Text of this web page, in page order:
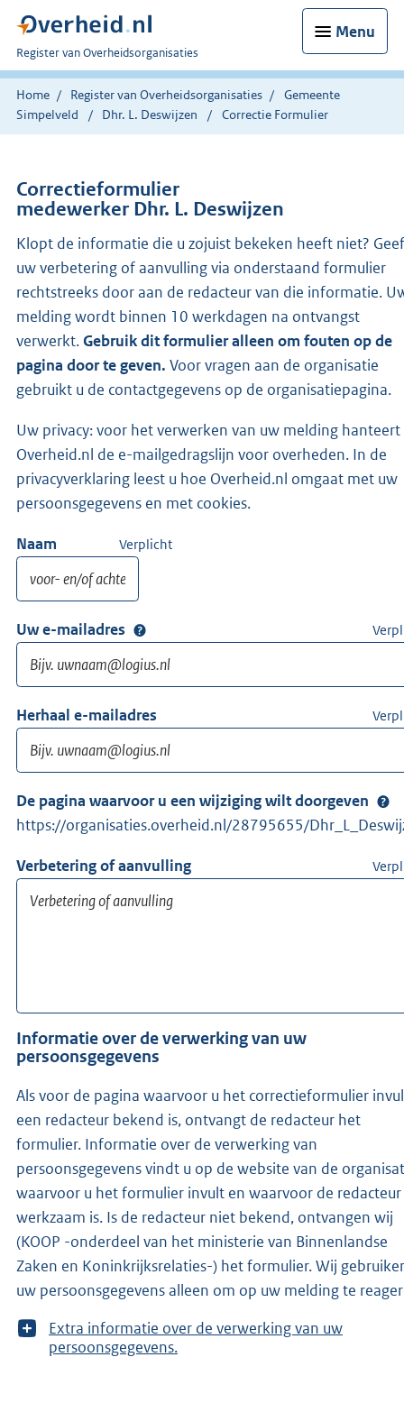
Menu
U
bent
nu
hier:
Register van Overheidsorganisaties
Home Register van Overheidsorganisaties
Gemeente
Simpelveld
Dhr. L. Deswijzen Correctie Formulier
Correctieformulier
medewerker Dhr. L. Deswijzen
Klopt de informatie die u zojuist bekeken heeft niet? Geef
uw verbetering of aanvulling via onderstaand formulier
rechtstreeks door aan de redacteur van die informatie.
melding wordt binnen 10 werkdagen na ontvangst
verwerkt.Gebruik dit formulier alleen om fouten op de
pagina door te geven. Voor vragen aan de organisatie
gebruikt u de contactgegevens op de organisatiepagina.
Uw privacy: voor het verwerken van uw melding hanteert
Overheid.nl de e-mailgedragslijn voor overheden. In de
privacyverklaring leest u hoe Overheid.nl omgaat met uw
persoonsgegevens en met cookies.
Naam Verplicht
Uw e-mailadres
Herhaal e-mailadres
De pagina waarvoor u een wijziging wilt doorgeven
https://organisaties.overheid.nl/28795655/
Verbetering of aanvulling
Informatie over de verwerking van uw
persoonsgegevens
Als voor de pagina waarvoor u het correctieformulier
een redacteur bekend is, ontvangt de redacteur het
formulier. Informatie over de verwerking van
persoonsgegevens vindt u op de website van de
waarvoor u het formulier invult en waarvoor de redacteur
werkzaam is. Is de redacteur niet bekend, ontvangen wij
(KOOP -onderdeel van het ministerie van Binnenlandse
Zaken en Koninkrijksrelaties-) het formulier. Wij
uw persoonsgegevens alleen om op uw melding te
T
o
Extra informatie over de verwerking van uw
persoonsgegevens.